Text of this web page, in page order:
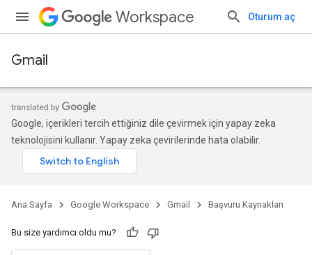
Workspace Oturum aç
Gmail
Google, içerikleri tercih ettiğiniz dile çevirmek için yapay zeka
teknolojisini kullanır. Yapay zeka çevirilerinde hata olabilir.
Ana Sayfa Google Workspace Gmail Başvuru Kaynakları
Bu size yardımcı oldu mu?